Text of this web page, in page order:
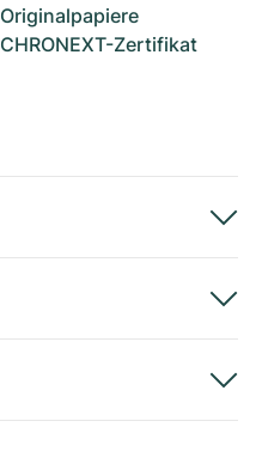
Originalpapiere
CHRONEXT-Zertifikat